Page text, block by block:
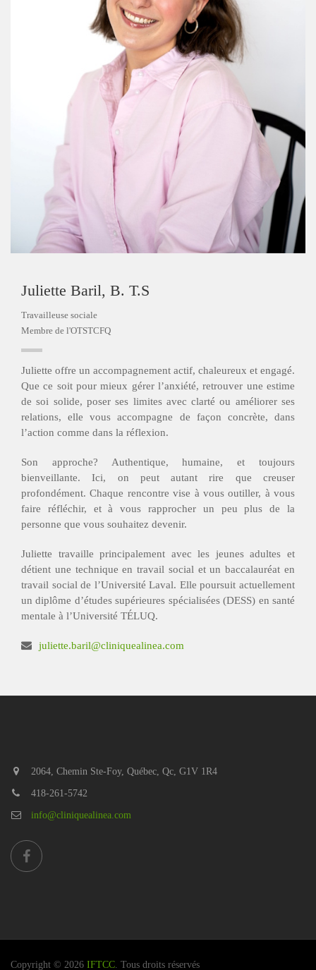
Juliette Baril, B. T.S
Travailleuse sociale
Membre de l'OTSTCFQ
Juliette offre un accompagnement actif, chaleureux et engagé.
Que ce soit pour mieux gérer l’anxiété, retrouver une estime
de soi solide, poser ses limites avec clarté ou améliorer ses
relations, elle vous accompagne de façon concrète, dans
l’action comme dans la réflexion.
Son approche? Authentique, humaine, et toujours
bienveillante. Ici, on peut autant rire que creuser
profondément. Chaque rencontre vise à vous outiller, à vous
faire réfléchir, et à vous rapprocher un peu plus de la
personne que vous souhaitez devenir.
Juliette travaille principalement avec les jeunes adultes et
détient une technique en travail social et un baccalauréat en
travail social de l’Université Laval. Elle poursuit actuellement
un diplôme d’études supérieures spécialisées (DESS) en santé
mentale à l’Université TÉLUQ.
juliette.baril@cliniquealinea.com
2064, Chemin Ste-Foy, Québec, Qc, G1V 1R4
418-261-5742
info@cliniquealinea.com
Copyright © 2026 IFTCC . Tous droits réservés